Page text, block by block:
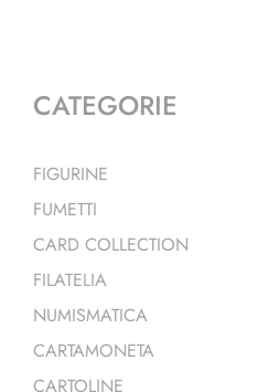
CATEGORIE
FIGURINE
FUMETTI
CARD COLLECTION
FILATELIA
NUMISMATICA
CARTAMONETA
CARTOLINE